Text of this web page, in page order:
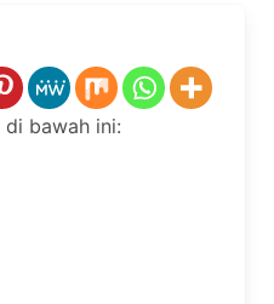
bawah ini: